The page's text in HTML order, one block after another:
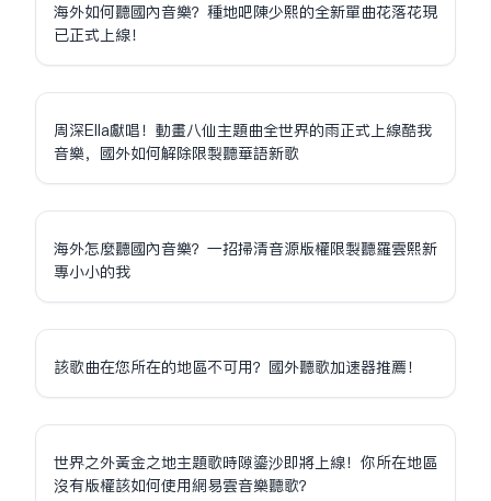
海外如何聽國內音樂？種地吧陳少熙的全新單曲花落花現
已正式上線！
周深Ella獻唱！動畫八仙主題曲全世界的雨正式上線酷我
音樂，國外如何解除限制聽華語新歌
海外怎麼聽國內音樂？一招掃清音源版權限制聽羅雲熙新
專小小的我
該歌曲在您所在的地區不可用？國外聽歌加速器推薦！
世界之外黃金之地主題歌時隙鎏沙即將上線！你所在地區
沒有版權該如何使用網易雲音樂聽歌？